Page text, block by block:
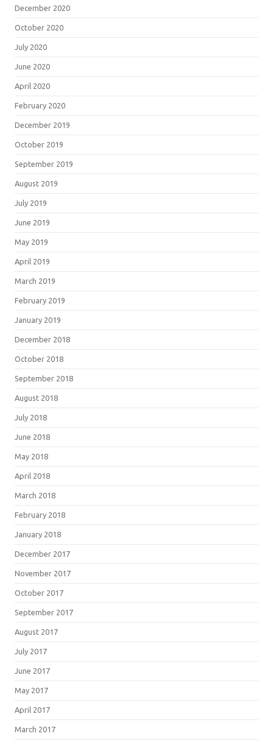
December 2020
October 2020
July 2020
June 2020
April 2020
February 2020
December 2019
October 2019
September 2019
August 2019
July 2019
June 2019
May 2019
April 2019
March 2019
February 2019
January 2019
December 2018
October 2018
September 2018
August 2018
July 2018
June 2018
May 2018
April 2018
March 2018
February 2018
January 2018
December 2017
November 2017
October 2017
September 2017
August 2017
July 2017
June 2017
May 2017
April 2017
March 2017